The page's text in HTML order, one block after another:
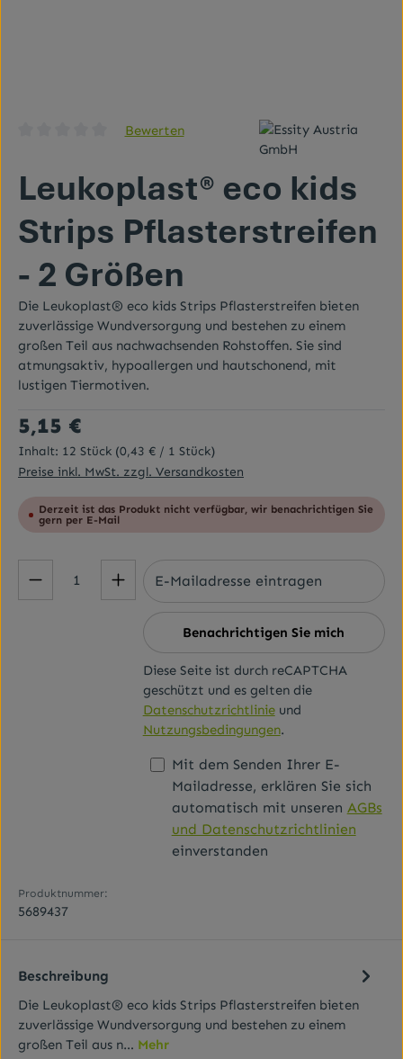
Durchschnittliche Bewertung von 0 von 5 Sternen
Bewerten
Leukoplast® eco kids
Strips Pflasterstreifen
- 2 Größen
Die Leukoplast® eco kids Strips Pflasterstreifen bieten
zuverlässige Wundversorgung und bestehen zu einem
großen Teil aus nachwachsenden Rohstoffen. Sie sind
atmungsaktiv, hypoallergen und hautschonend, mit
lustigen Tiermotiven.
Regulärer Preis:
5,15 €
Inhalt: 12 Stück (0,43 € / 1 Stück)
Preise inkl. MwSt. zzgl. Versandkosten
Derzeit ist das Produkt nicht verfügbar, wir benachrichtigen Sie
gern per E-Mail
Benachrichtigen Sie mich
Diese Seite ist durch reCAPTCHA
geschützt und es gelten die
Datenschutzrichtlinieund
Nutzungsbedingungen.
Mit dem Senden Ihrer E-
Mailadresse, erklären Sie sich
automatisch mit unseren AGBs
und Datenschutzrichtlinien
einverstanden
Produktnummer:
5689437
Beschreibung
Die Leukoplast® eco kids Strips Pflasterstreifen bieten
zuverlässige Wundversorgung und bestehen zu einem
großen Teil aus n… Mehr